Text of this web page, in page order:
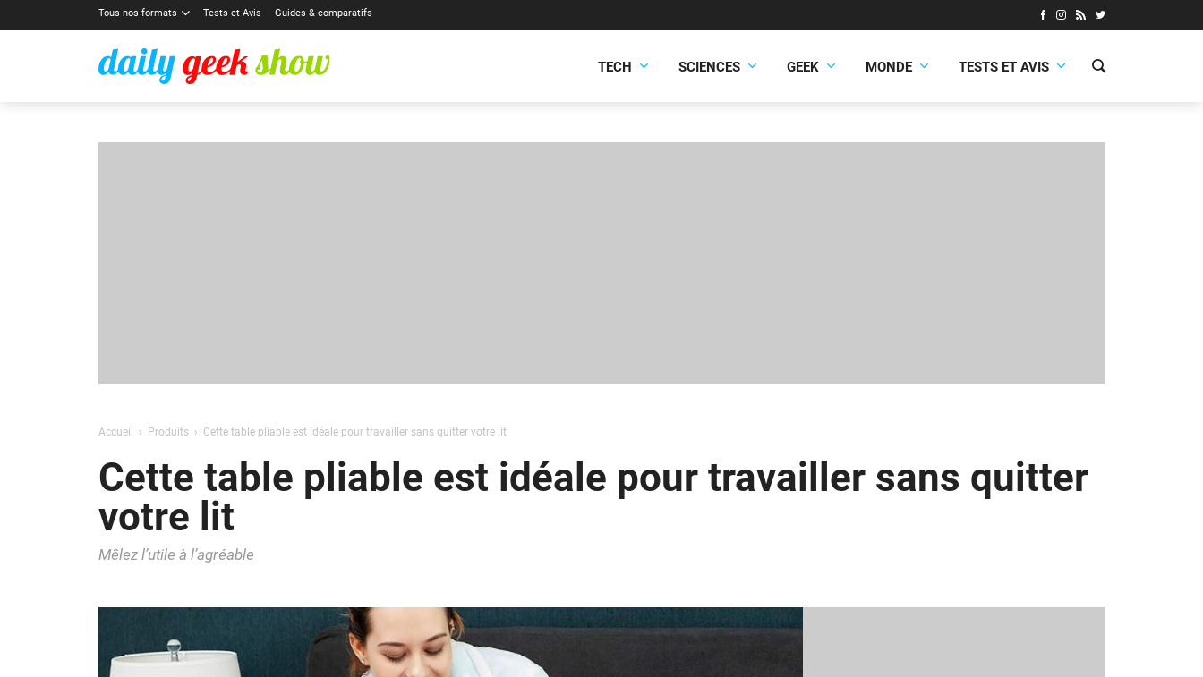
Tous nos formats Tests et Avis Guides & comparatifs
TECH SCIENCES GEEK MONDE TESTS ET AVIS
Accueil Produits Cette table pliable est idéale pour travailler sans quitter votre lit
Cette table pliable est idéale pour travailler sans quitter
votre lit
Mêlez l’utile à l’agréable